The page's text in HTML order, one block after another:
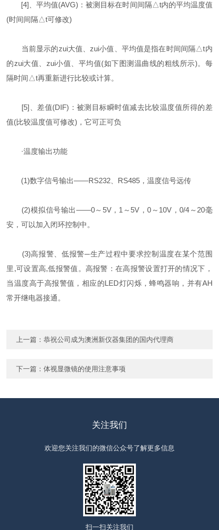
[4]、平均值(AVG)：被测目标在时间间隔△t内的平均温度值
(时间间隔△t可修改)
当前显示的zui大值、zui小值、平均值是指在时间间隔△t内
的zui大值、zui小值、平均值(如下图测温曲线的粗线所示)。每
隔时间△t再重新进行比较或计算。
[5]、差值(DIF)：被测目标瞬时值减去比较温度值所得的差
值(比较温度值可修改)，它可正可负
·温度输出功能
(1)数字信号输出——RS232、RS485，温度信号远传
(2)模拟信号输出——0～5V，1～5V，0～10V，0/4～20毫
安，可以加入闭环控制中。
(3)高报警、低报警─生产过程中要求控制温度在某个范围
里,可设置高,低报警值。高报警：在高报警设置打开的情况下，
当温度高于高报警值，相应的LED灯闪烁，蜂鸣器响，并有AH
常开继电器接通。
上一篇：恭祝公司成为澳洲新仪器集团的国内代理商
下一篇：体视显微镜的使用注意事项
关注我们
欢迎您关注我们的微信公众号了解更多信息
扫一扫关注我们